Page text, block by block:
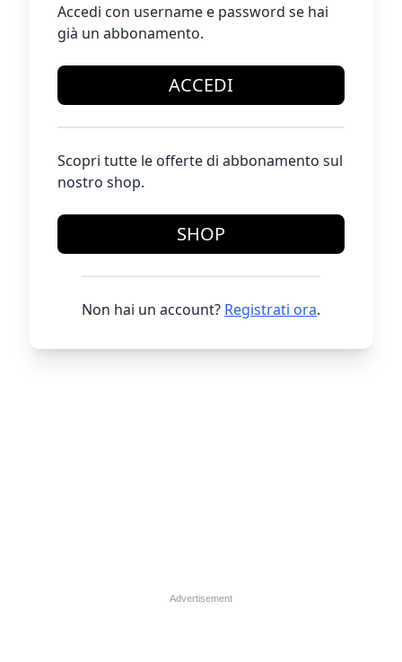
Accedi con username e password se hai
già un abbonamento.
ACCEDI
Scopri tutte le offerte di abbonamento sul
nostro shop.
SHOP
Non hai un account? Registrati ora.